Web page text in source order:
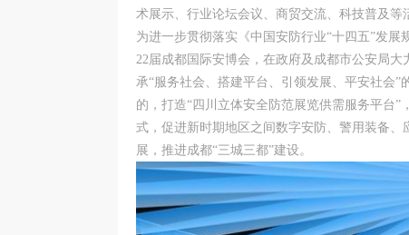
术展示、行业论坛会议、商贸交流、科技普及等
为进一步贯彻落实《中国安防行业“十四五”发
22届成都国际安博会，在政府及成都市公安局
承“服务社会、搭建平台、引领发展、平安社会”
的，打造“四川立体安全防范展览供需服务平台
式，促进新时期地区之间数字安防、警用装备
展，推进成都“三城三都”建设。